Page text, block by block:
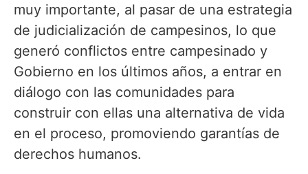
muy importante, al pasar de una estrategia
de judicialización de campesinos, lo que
generó conflictos entre campesinado y
Gobierno en los últimos años, a entrar en
diálogo con las comunidades para
construir con ellas una alternativa de vida
en el proceso, promoviendo garantías de
derechos humanos.